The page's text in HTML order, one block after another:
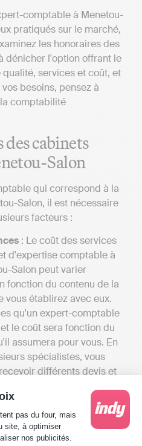
Consentement :
pas du four, mais
site, à optimiser
nos publicités.
comptable à Menetou-
pratiqués sur le marché,
les honoraires des
dénicher l'option offrant le
services et coût, et
besoins, pensez à
comptabilité
cabinets
Salon
qui correspond à la
Salon, il est nécessaire
facteurs :
: Le coût des services
d'expertise comptable à
Salon peut varier
fonction du contenu de la
vous établirez avec eux.
qu'un expert-comptable
le coût sera fonction du
assumera pour vous. En
spécialistes, vous
différents devis et
en regard des services
aussi une vision
services disponibles à